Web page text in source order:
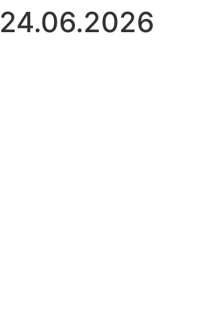
24.06.2026